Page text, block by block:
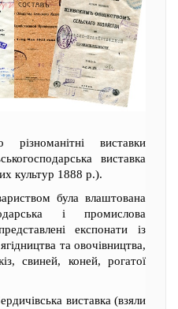
різноманітні виставки
виставка
культур 1888 р.).
була влаштована
і промислова
експонати із
та овочівництва,
свиней, коней, рогатої
виставка (взяли